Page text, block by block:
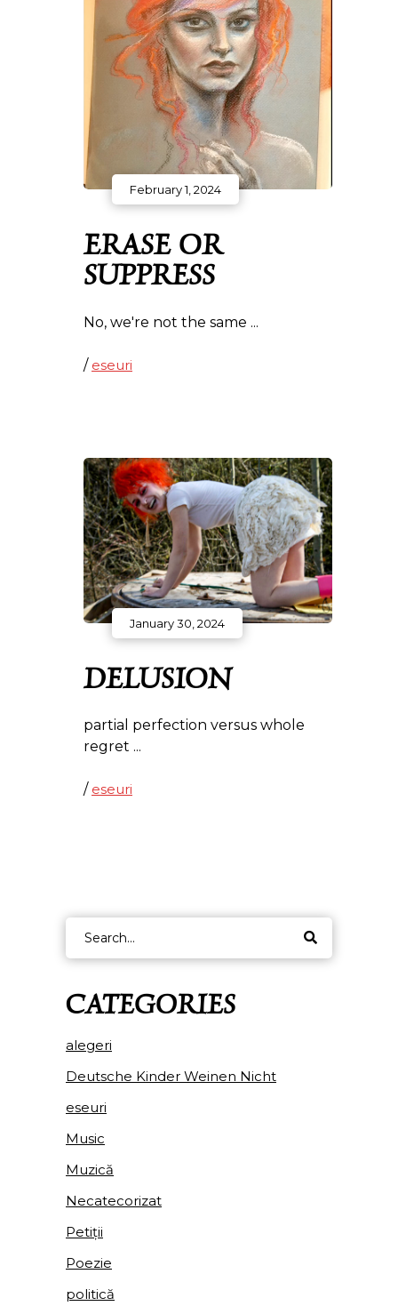
February 1, 2024
ERASE OR
SUPPRESS
No, we're not the same
/ eseuri
January 30, 2024
DELUSION
partial perfection versus whole
regret
/ eseuri
CATEGORIES
alegeri
Deutsche Kinder Weinen Nicht
eseuri
Music
Muzică
Necatecorizat
Petiții
Poezie
politică